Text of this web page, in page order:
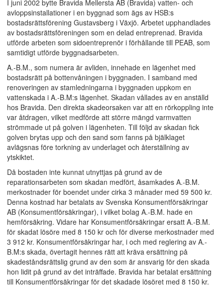
I juni 2002 bytte Bravida Mellersta AB (Bravida) vatten- och
avloppsinstallationer i en byggnad som ägs av HSB:s
bostadsrättsförening Gustavsberg i Växjö. Arbetet upphandlades
av bostadsrättsföreningen som en delad entreprenad. Bravida
utförde arbeten som sidoentreprenör i förhållande till PEAB, som
samtidigt utförde byggnadsarbeten.
A.-B.M., som numera är avliden, innehade en lägenhet med
bostadsrätt på bottenvåningen i byggnaden. I samband med
renoveringen av stamledningarna i byggnaden uppkom en
vattenskada i A.-B.M:s lägenhet. Skadan vållades av en anställd
hos Bravida. Den direkta skadeorsaken var att en rörkoppling inte
var åtdragen, vilket medförde att större mängd varmvatten
strömmade ut på golven i lägenheten. Till följd av skadan fick
golven brytas upp och den sand som fanns på bjälklaget
avlägsnas före torkning av underlaget och återställning av
ytskiktet.
Då bostaden inte kunnat utnyttjas på grund av de
reparationsarbeten som skadan medfört, åsamkades A.-B.M.
merkostnader för boendet under cirka 3 månader med 59 500 kr.
Denna kostnad har betalats av Svenska Konsumentförsäkringar
AB (Konsumentförsäkringar), i vilket bolag A.-B.M. hade en
hemförsäkring. Vidare har Konsumentförsäkringar ersatt A.-B.M.
för skadat lösöre med 8 150 kr och för diverse merkostnader med
3 912 kr. Konsumentförsäkringar har, i och med reglering av A.-
B.M:s skada, övertagit hennes rätt att kräva ersättning på
skadeståndsrättslig grund av den som är ansvarig för den skada
hon lidit på grund av det inträffade. Bravida har betalat ersättning
till Konsumentförsäkringar för det skadade lösöret med 8 150 kr.